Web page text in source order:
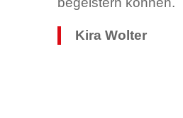
Kira Wolter